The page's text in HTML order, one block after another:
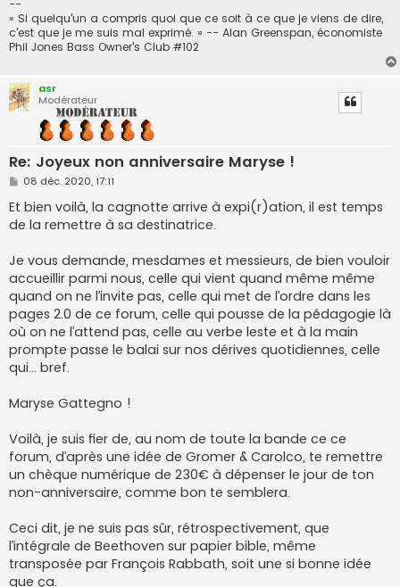
--
« Si quelqu'un a compris quoi que ce soit à ce que je viens de dire,
c'est que je me suis mal exprimé. » -- Alan Greenspan, économiste
Phil Jones Bass Owner's Club #102
asr
Modérateur
Re: Joyeux non anniversaire Maryse !
M
s
s
a
08 déc. 2020, 17:11
Et bien voilà, la cagnotte arrive à expi(r)ation, il est temps
de la remettre à sa destinatrice.
Je vous demande, mesdames et messieurs, de bien vouloir
accueillir parmi nous, celle qui vient quand même même
quand on ne l’invite pas, celle qui met de l’ordre dans les
pages 2.0 de ce forum, celle qui pousse de la pédagogie là
où on ne l’attend pas, celle au verbe leste et à la main
prompte passe le balai sur nos dérives quotidiennes, celle
qui… bref.
Maryse Gattegno !
Voilà, je suis fier de, au nom de toute la bande ce ce
forum, d’après une idée de Gromer & Carolco, te remettre
un chèque numérique de 230€ à dépenser le jour de ton
non-anniversaire, comme bon te semblera.
Ceci dit, je ne suis pas sûr, rétrospectivement, que
l’intégrale de Beethoven sur papier bible, même
transposée par François Rabbath, soit une si bonne idée
que ça.